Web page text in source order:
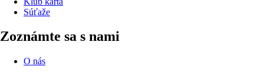
Súťaže
Zoznámte sa s nami
O nás